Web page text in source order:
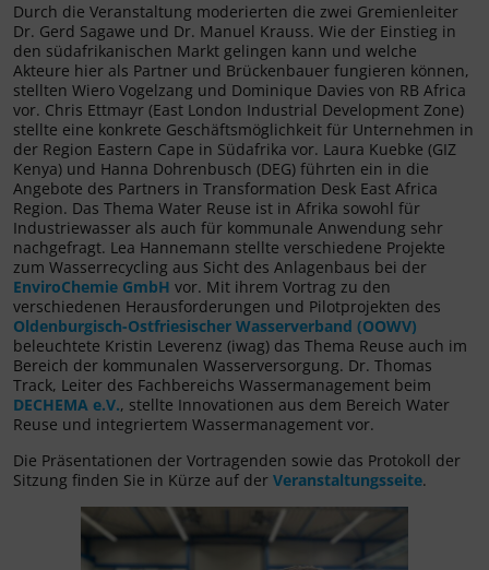
Durch die Veranstaltung moderierten die zwei Gremienleiter
Dr. Gerd Sagawe und Dr. Manuel Krauss. Wie der Einstieg in
den südafrikanischen Markt gelingen kann und welche
Akteure hier als Partner und Brückenbauer fungieren können,
stellten Wiero Vogelzang und Dominique Davies von RB Africa
vor. Chris Ettmayr (East London Industrial Development Zone)
stellte eine konkrete Geschäftsmöglichkeit für Unternehmen in
der Region Eastern Cape in Südafrika vor. Laura Kuebke (GIZ
Kenya) und Hanna Dohrenbusch (DEG) führten ein in die
Angebote des Partners in Transformation Desk East Africa
Region. Das Thema Water Reuse ist in Afrika sowohl für
Industriewasser als auch für kommunale Anwendung sehr
nachgefragt. Lea Hannemann stellte verschiedene Projekte
zum Wasserrecycling aus Sicht des Anlagenbaus bei der
EnviroChemie GmbH vor. Mit ihrem Vortrag zu den
verschiedenen Herausforderungen und Pilotprojekten des
Oldenburgisch-Ostfriesischer Wasserverband (OOWV)
beleuchtete Kristin Leverenz (iwag) das Thema Reuse auch im
Bereich der kommunalen Wasserversorgung. Dr. Thomas
Track, Leiter des Fachbereichs Wassermanagement beim
DECHEMA e.V., stellte Innovationen aus dem Bereich Water
Reuse und integriertem Wassermanagement vor.
Die Präsentationen der Vortragenden sowie das Protokoll der
Sitzung finden Sie in Kürze auf der Veranstaltungsseite.